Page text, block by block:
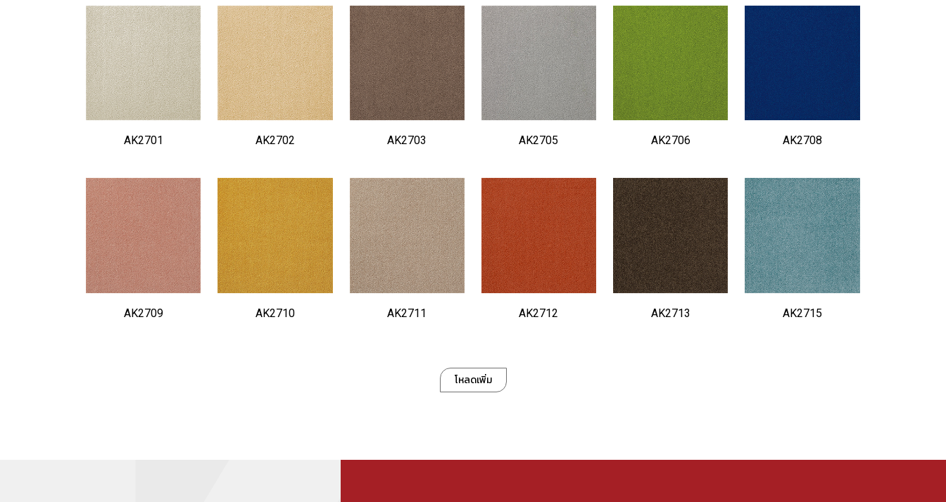
AK2701 AK2702 AK2703 AK2705 AK2706 AK2708
AK2709 AK2710 AK2711 AK2712 AK2713 AK2715
โหลดเพิ่ม